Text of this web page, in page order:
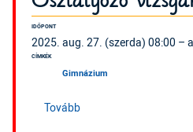
IDŐPONT
2025. aug. 27. (szerda) 08:00 –
CÍMKÉK
Gimnázium
Tovább(Osztályozó vizsgák